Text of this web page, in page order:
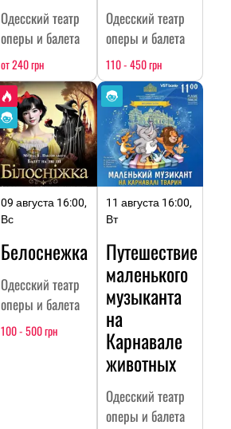
Одесский театр
оперы и балета
от 240 грн
Одесский театр
оперы и балета
110 - 450 грн
09 августа 16:00,
Вс
Белоснежка
Одесский театр
оперы и балета
100 - 500 грн
11 августа 16:00,
Вт
Путешествие
маленького
музыканта
на
Карнавале
животных
Одесский театр
оперы и балета